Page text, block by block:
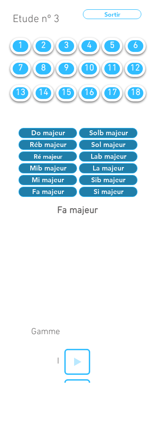
Etude nº 3 Sortir
1 2 3 4 5 6
7 8 9 10 11 12
13 14 15 16 17 18
Do majeur
Solb majeur
Réb majeur
Sol majeur
Ré majeur
Lab majeur
Mib majeur
La majeur
Mi majeur
Sib majeur
Fa majeur
Si majeur
Fa majeur
Gamme
I